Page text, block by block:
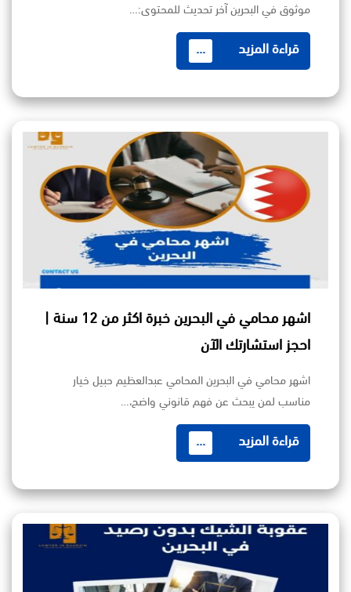
موثوق في البحرين آخر تحديث للمحتوى:…
قراءة المزيد ...
اشهر محامي في البحرين خبرة اكثر من 12 سنة |
احجز استشارتك الآن
اشهر محامي في البحرين المحامي عبدالعظيم حبيل خيار
مناسب لمن يبحث عن فهم قانوني واضح،…
قراءة المزيد ...